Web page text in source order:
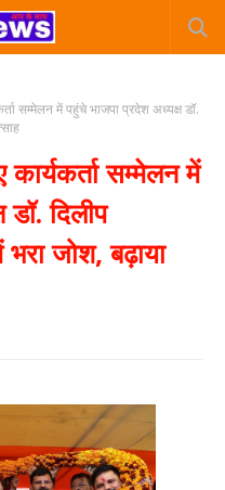
सम्मेलन में पहुंचे भाजपा प्रदेश अध्यक्ष डॉ.
सम्मेलन में
दिलीप
जोश, बढ़ाया